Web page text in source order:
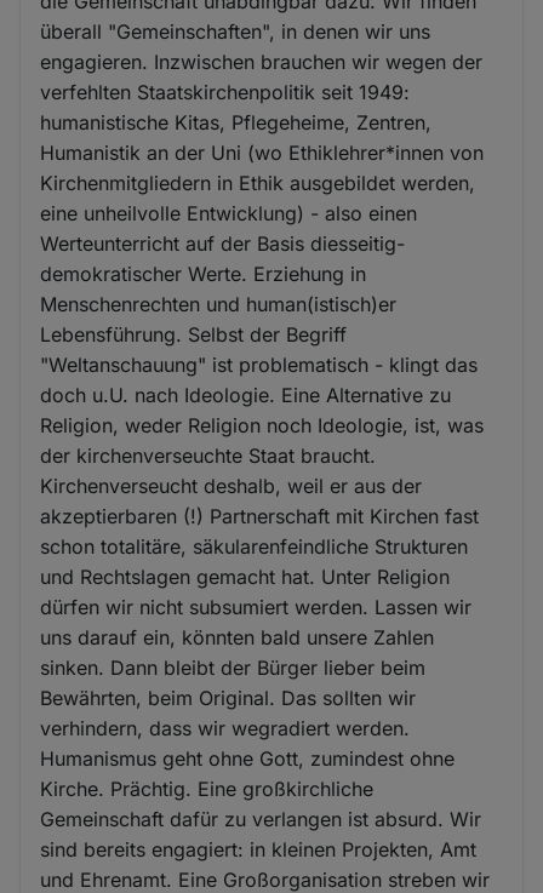
überall "Gemeinschaften", in denen wir uns
engagieren. Inzwischen brauchen wir wegen der
verfehlten Staatskirchenpolitik seit 1949:
humanistische Kitas, Pflegeheime, Zentren,
Humanistik an der Uni (wo Ethiklehrer*innen von
Kirchenmitgliedern in Ethik ausgebildet werden,
eine unheilvolle Entwicklung) - also einen
Werteunterricht auf der Basis diesseitig-
demokratischer Werte. Erziehung in
Menschenrechten und human(istisch)er
Lebensführung. Selbst der Begriff
"Weltanschauung" ist problematisch - klingt das
doch u.U. nach Ideologie. Eine Alternative zu
Religion, weder Religion noch Ideologie, ist, was
der kirchenverseuchte Staat braucht.
Kirchenverseucht deshalb, weil er aus der
akzeptierbaren (!) Partnerschaft mit Kirchen fast
schon totalitäre, säkularenfeindliche Strukturen
und Rechtslagen gemacht hat. Unter Religion
dürfen wir nicht subsumiert werden. Lassen wir
uns darauf ein, könnten bald unsere Zahlen
sinken. Dann bleibt der Bürger lieber beim
Bewährten, beim Original. Das sollten wir
verhindern, dass wir wegradiert werden.
Humanismus geht ohne Gott, zumindest ohne
Kirche. Prächtig. Eine großkirchliche
Gemeinschaft dafür zu verlangen ist absurd. Wir
sind bereits engagiert: in kleinen Projekten, Amt
und Ehrenamt. Eine Großorganisation streben wir